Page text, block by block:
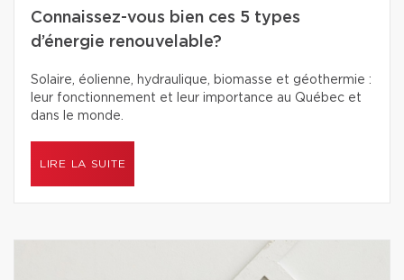
Connaissez-vous bien ces 5 types
d’énergie renouvelable?
Solaire, éolienne, hydraulique, biomasse et géothermie :
leur fonctionnement et leur importance au Québec et
dans le monde.
LIRE LA SUITE